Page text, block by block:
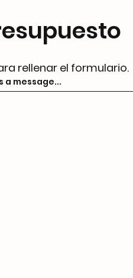
rellenar el formulario.
a message...